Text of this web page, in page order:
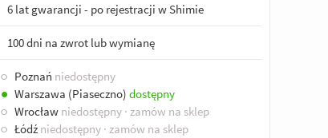
6 lat gwarancji - po rejestracji w Shimie
100 dni na zwrot lub wymianę
○ Poznań niedostępny
● Warszawa (Piaseczno) dostępny
○ Wrocław niedostępny · zamów na sklep
○ Łódź niedostępny · zamów na sklep